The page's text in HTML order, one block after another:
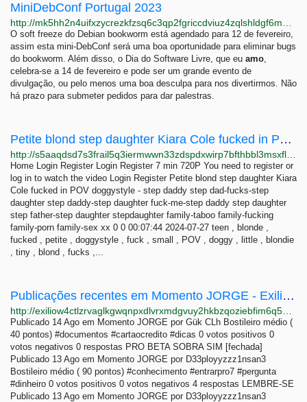
MiniDebConf Portugal 2023
O soft freeze do Debian bookworm está agendado para 12 de fevereiro,
assim esta mini-DebConf será uma boa oportunidade para eliminar bugs
do bookworm. Além disso, o Dia do Software Livre, que eu amo,
celebra-se a 14 de fevereiro e pode ser um grande evento de
divulgação, ou pelo menos uma boa desculpa para nos divertirmos. Não
há prazo para submeter pedidos para dar palestras.
Petite blond step daughter Kiara Cole fucked in POV d... - VidBox
Home Login Register Login Register 7 min 720P You need to register or
log in to watch the video Login Register Petite blond step daughter Kiara
Cole fucked in POV doggystyle - step daddy step dad-fucks-step
daughter step daddy-step daughter fuck-me-step daddy step daughter
step father-step daughter stepdaughter family-taboo family-fucking
family-porn family-sex xx 0 0 00:07:44 2024-07-27 teen , blonde ,
fucked , petite , doggystyle , fuck , small , POV , doggy , little , blondie
, tiny , blond , fucks ,...
Publicações recentes em Momento JORGE - Exilio404
Publicado 14 Ago em Momento JORGE por Gük CLh Bostileiro médio (
40 pontos) #documentos #cartaocredito #dicas 0 votos positivos 0
votos negativos 0 respostas PRO BETA SOBRA SIM [fechada]
Publicado 13 Ago em Momento JORGE por D33ployyzzz1nsan3
Bostileiro médio ( 90 pontos) #conhecimento #entrarpro7 #pergunta
#dinheiro 0 votos positivos 0 votos negativos 4 respostas LEMBRE-SE
Publicado 13 Ago em Momento JORGE por D33ployyzzz1nsan3